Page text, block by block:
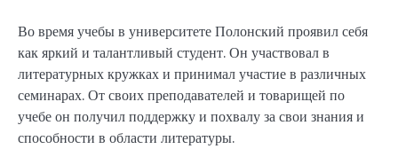
Во время учебы в университете Полонский проявил себя
как яркий и талантливый студент. Он участвовал в
литературных кружках и принимал участие в различных
семинарах. От своих преподавателей и товарищей по
учебе он получил поддержку и похвалу за свои знания и
способности в области литературы.